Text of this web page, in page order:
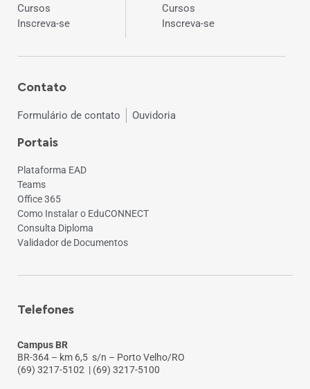
Cursos
Inscreva-se
Cursos
Inscreva-se
Contato
Formulário de contato Ouvidoria
Portais
Plataforma EAD
Teams
Office 365
Como Instalar o EduCONNECT
Consulta Diploma
Validador de Documentos
Telefones
Campus BR
BR-364 – km 6,5 s/n – Porto Velho/RO
(69) 3217-5102 | (69) 3217-5100